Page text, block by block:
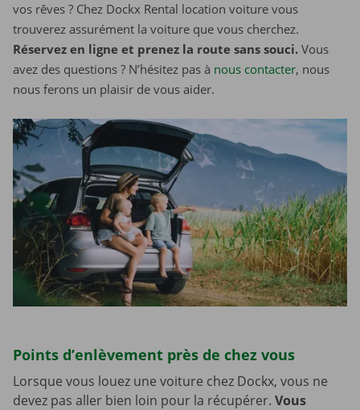
vos rêves ? Chez Dockx Rental location voiture vous
trouverez assurément la voiture que vous cherchez.
Réservez en ligne et prenez la route sans souci. Vous
avez des questions ? N’hésitez pas à nous contacter, nous
nous ferons un plaisir de vous aider.
Points d’enlèvement près de chez vous
Lorsque vous louez une voiture chez Dockx, vous ne
devez pas aller bien loin pour la récupérer. Vous